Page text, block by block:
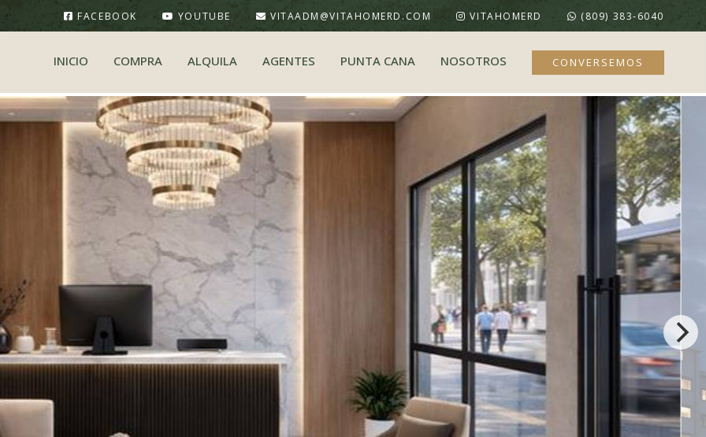
FACEBOOK YOUTUBE VITAADM@VITAHOMERD.COM VITAHOMERD (809) 383-6040
INICIO COMPRA ALQUILA AGENTES PUNTA CANA NOSOTROS CONVERSEMOS